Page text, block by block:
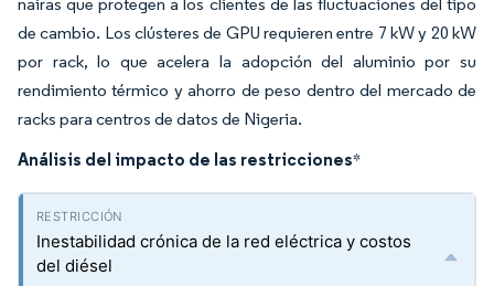
de cambio. Los clústeres de GPU requieren entre 7 kW y 20 kW
por rack, lo que acelera la adopción del aluminio por su
rendimiento térmico y ahorro de peso dentro del mercado de
racks para centros de datos de Nigeria.
Análisis del impacto de las restricciones*
Inestabilidad crónica de la red eléctrica y costos
del diésel